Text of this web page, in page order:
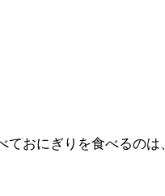
おにぎりを食べるのは、